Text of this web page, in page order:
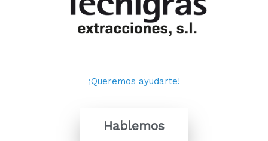
¡Queremos ayudarte!
Hablemos